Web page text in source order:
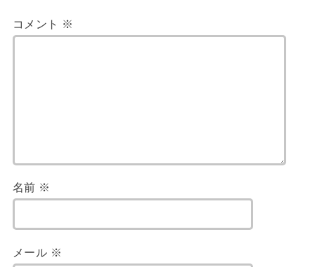
コメント ※
名前 ※
メール ※